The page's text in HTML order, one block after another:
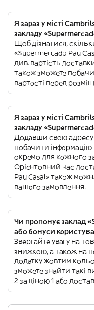
Я зараз у місті
закладу
Щоб дізнатися,
«Supermercado Pau
див. вартість
також зможете
вартості перед
Я зараз у місті
закладу
Додавши свою адресу
побачити інформацію
окремо для кожного
Орієнтовний час
Pau Casal» також
вашого замовлення.
Чи пропонує заклад
або бонуси
Звертайте увагу на
знижкою, а також на
додатку жовтим
зможете знайти такі
2 за ціною 1 або